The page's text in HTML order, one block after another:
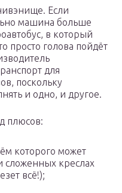
Если
машина больше
в который
просто голова пойдёт
для
поскольку
и одно, и другое.
плюсов:
которого может
сложенных креслах
всё!);